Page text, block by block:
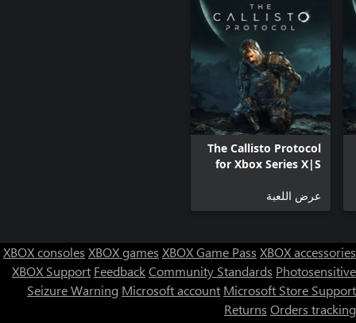
The Callisto Protocol
for Xbox Series X|S
عرض اللعبة
XBOX consoles XBOX games XBOX Game Pass XBOX accessories
XBOX Support FeedbackCommunity Standards Photosensitive
Seizure Warning Microsoft account Microsoft Store Support
Returns Orders tracking